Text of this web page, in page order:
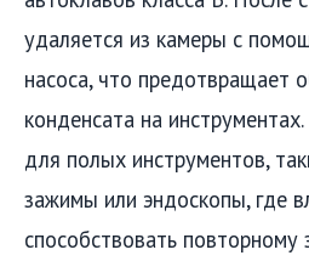
удаляется из камеры с
насоса, что предотвращает
конденсата на
для полых инструментов,
зажимы или эндоскопы, где
способствовать повторному